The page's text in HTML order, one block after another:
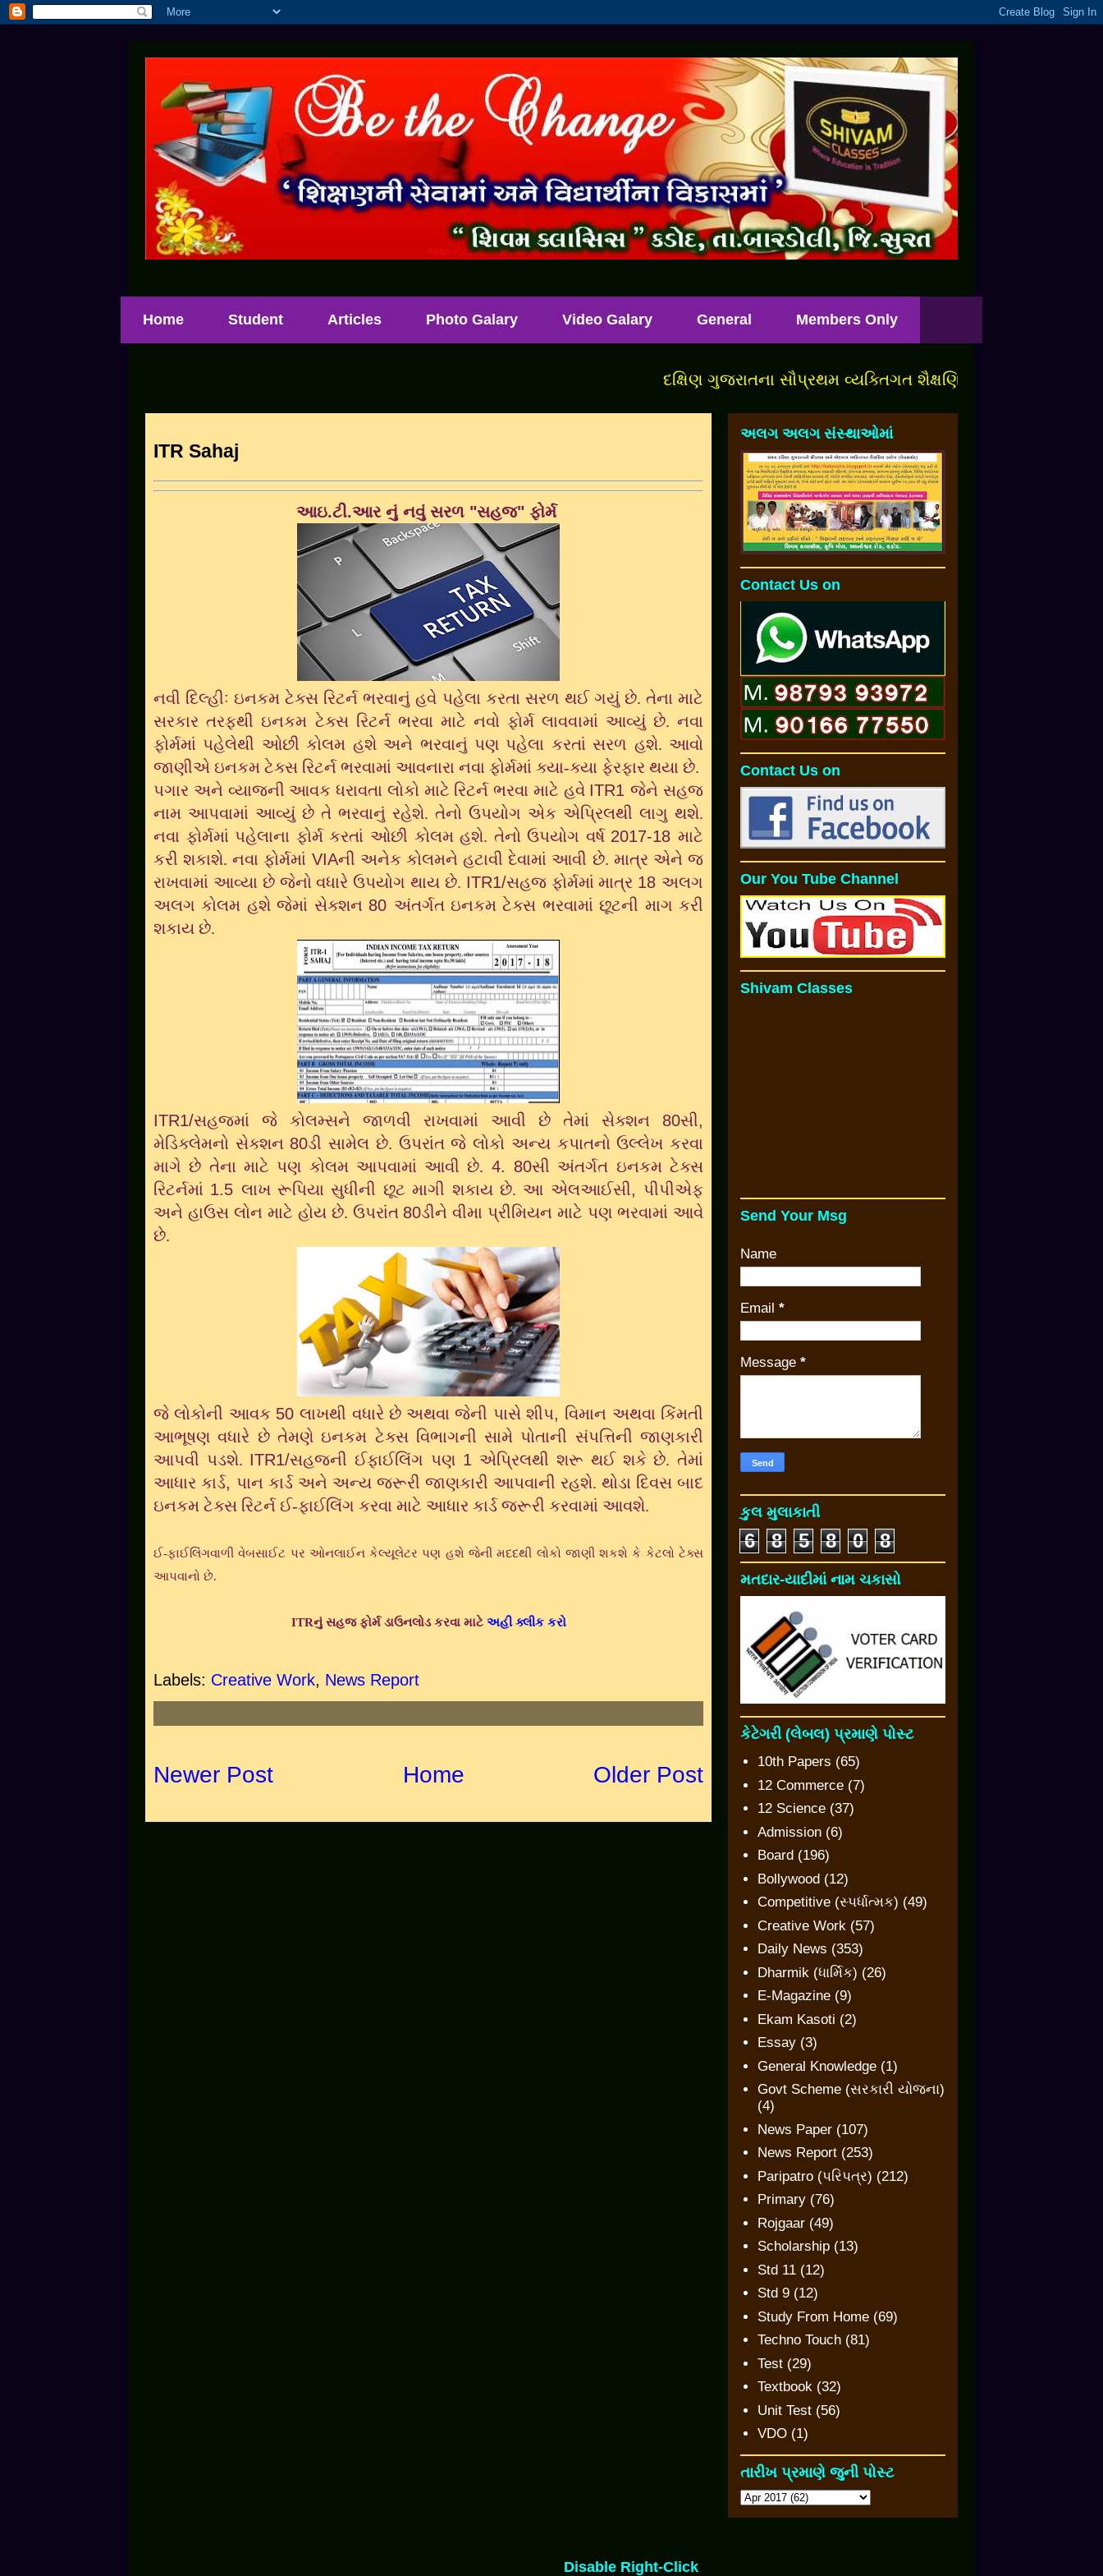
Home Student Articles Photo Galary Video Galary General Members Only
દક્ષિણ ગુજરાતના સૌપ્રથમ વ્યક્તિગત શૈક્ષણિક બ્લોગમાં આપનુંં સ્વાગત
ITR Sahaj
આઇ.ટી.આર નું નવું સરળ "સહજ" ફોર્મ
નવી દિલ્હીઃ ઇનકમ ટેક્સ રિટર્ન ભરવાનું હવે પહેલા કરતા સરળ થઈ ગયું છે. તેના માટે
સરકાર તરફથી ઇનકમ ટેક્સ રિટર્ન ભરવા માટે નવો ફોર્મ લાવવામાં આવ્યું છે. નવા
ફોર્મમાં પહેલેથી ઓછી કોલમ હશે અને ભરવાનું પણ પહેલા કરતાં સરળ હશે. આવો
જાણીએ ઇનકમ ટેક્સ રિટર્ન ભરવામાં આવનારા નવા ફોર્મમાં ક્યા-ક્યા ફેરફાર થયા છે.
પગાર અને વ્યાજની આવક ધરાવતા લોકો માટે રિટર્ન ભરવા માટે હવે ITR1જેને સહજ
નામ આપવામાં આવ્યું છે તે ભરવાનું રહેશે. તેનો ઉપયોગ એક એપ્રિલથી લાગુ થશે.
નવા ફોર્મમાં પહેલાના ફોર્મ કરતાં ઓછી કોલમ હશે. તેનો ઉપયોગ વર્ષ 2017-18માટે
કરી શકાશે. નવા ફોર્મમાં VIAની અનેક કોલમને હટાવી દેવામાં આવી છે. માત્ર એને જ
રાખવામાં આવ્યા છે જેનો વધારે ઉપયોગ થાય છે. ITR1/સહજ ફોર્મમાં માત્ર 18 અલગ
અલગ કોલમ હશે જેમાં સેક્શન 80 અંતર્ગત ઇનકમ ટેક્સ ભરવામાં છૂટની માગ કરી
શકાય છે.
ITR1/સહજમાં જે કોલમ્સને જાળવી રાખવામાં આવી છે તેમાં સેક્શન 80સી,
મેડિક્લેમનો સેક્શન 80ડી સામેલ છે. ઉપરાંત જે લોકો અન્ય કપાતનો ઉલ્લેખ કરવા
માગે છે તેના માટે પણ કોલમ આપવામાં આવી છે. 4. 80સી અંતર્ગત ઇનકમ ટેક્સ
રિટર્નમાં 1.5 લાખ રૂપિયા સુધીની છૂટ માગી શકાય છે. આ એલઆઈસી, પીપીએફ
અને હાઉસ લોન માટે હોય છે. ઉપરાંત 80ડીને વીમા પ્રીમિયન માટે પણ ભરવામાં આવે
છે.
જે લોકોની આવક 50લાખથી વધારે છે અથવા જેની પાસે શીપ, વિમાન અથવા કિંમતી
આભૂષણ વધારે છે તેમણે ઇનકમ ટેક્સ વિભાગની સામે પોતાની સંપત્તિની જાણકારી
આપવી પડશે. ITR1/સહજની ઈફાઈલિંગ પણ 1 એપ્રિલથી શરૂ થઈ શકે છે. તેમાં
આધાર કાર્ડ, પાન કાર્ડ અને અન્ય જરૂરી જાણકારી આપવાની રહશે. થોડા દિવસ બાદ
ઇનકમ ટેક્સ રિટર્ન ઈ-ફાઈલિંગ કરવા માટે આધાર કાર્ડ જરૂરી કરવામાં આવશે.
ઈ-ફાઈલિંગવાળી વેબસાઈટ પર ઓનલાઈન કેલ્યૂલેટર પણ હશે જેની મદદથી લોકો જાણી શકશે કે કેટલો ટેક્સ
આપવાનો છે.
ITRનું સહજ ફોર્મ ડાઉનલોડ કરવા માટે અહી ક્લીક કરો
Labels: Creative Work, News Report
Newer Post Older Post
Home
અલગ અલગ સંસ્થાઓમાં
Contact Us on
Contact Us on
Our You Tube Channel
Shivam Classes
Send Your Msg
Name
Email *
Message *
કુલ મુલાકાતી
6 8 5 8 0 8
મતદાર-યાદીમાં નામ ચકાસો
કેટેગરી (લેબલ) પ્રમાણે પોસ્ટ
10th Papers (65)
12 Commerce (7)
12 Science (37)
Admission (6)
Board (196)
Bollywood (12)
Competitive (સ્પર્ધાત્મક) (49)
Creative Work (57)
Daily News (353)
Dharmik (ધાર્મિક) (26)
E-Magazine (9)
Ekam Kasoti (2)
Essay (3)
General Knowledge (1)
Govt Scheme (સરકારી યોજના)
(4)
News Paper (107)
News Report (253)
Paripatro (પરિપત્ર) (212)
Primary (76)
Rojgaar (49)
Scholarship (13)
Std 11 (12)
Std 9 (12)
Study From Home (69)
Techno Touch (81)
Test (29)
Textbook (32)
Unit Test (56)
VDO (1)
તારીખ પ્રમાણે જુની પોસ્ટ
Disable Right-Click